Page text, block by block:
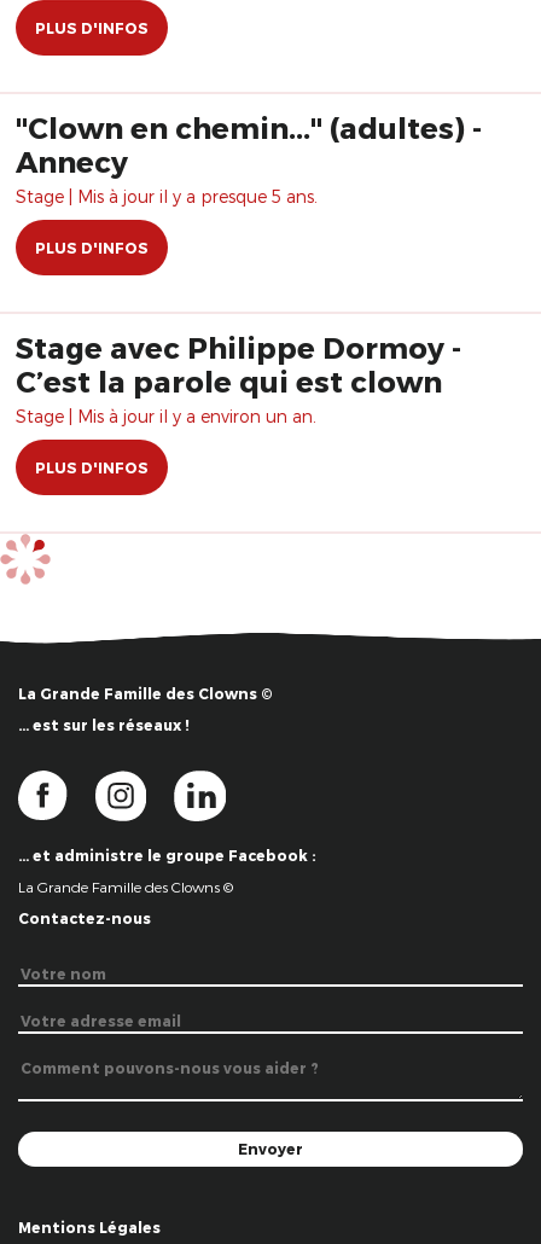
PLUS D'INFOS
"Clown en chemin..." (adultes) -
Annecy
Stage | Mis à jour il y a presque 5 ans.
PLUS D'INFOS
Stage avec Philippe Dormoy -
C’est la parole qui est clown
Stage | Mis à jour il y a environ un an.
PLUS D'INFOS
La Grande Famille des Clowns ©
… est sur les réseaux !
… et administre le groupe Facebook :
La Grande Famille des Clowns ©
Contactez-nous
Mentions Légales